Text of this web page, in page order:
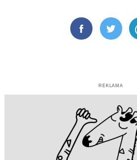
FacebookTwitter
REKLAMA